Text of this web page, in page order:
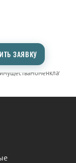
ЗАЯВКУ
Номенклатура